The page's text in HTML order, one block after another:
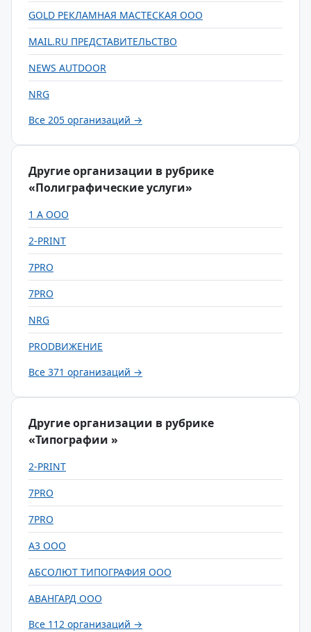
GOLD РЕКЛАМНАЯ МАСТЕСКАЯ ООО
MAIL.RU ПРЕДСТАВИТЕЛЬСТВО
NEWS AUTDOOR
NRG
Все 205 организаций →
Другие организации в рубрике
«Полиграфические услуги»
1 А ООО
2-PRINT
7PRO
7PRO
NRG
PRODВИЖЕНИЕ
Все 371 организаций →
Другие организации в рубрике
«Типографии »
2-PRINT
7PRO
7PRO
А3 ООО
АБСОЛЮТ ТИПОГРАФИЯ ООО
АВАНГАРД ООО
Все 112 организаций →